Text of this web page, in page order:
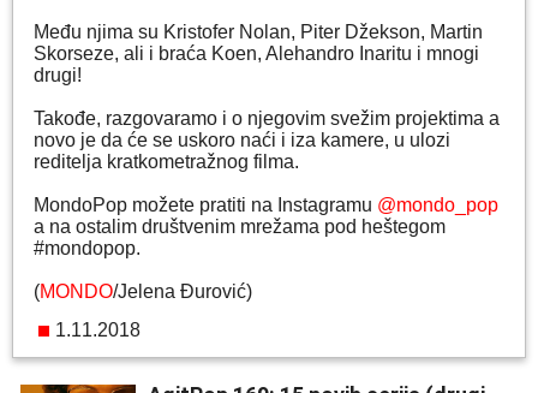
Među njima su Kristofer Nolan, Piter Džekson, Martin
Skorseze, ali i braća Koen, Alehandro Inaritu i mnogi
drugi!
Takođe, razgovaramo i o njegovim svežim projektima a
novo je da će se uskoro naći i iza kamere, u ulozi
reditelja kratkometražnog filma.
MondoPop možete pratiti na Instagramu @mondo_pop
a na ostalim društvenim mrežama pod heštegom
#mondopop.
(MONDO/Jelena Đurović)
1.11.2018